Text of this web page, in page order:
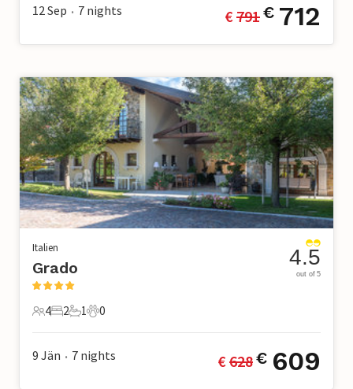
12 Sep • 7 nights € 791€ 712
Italien
Grado
4 Gäste
4
2 Schlafzimmer
2
1 Badezimmer
1
0 Haustiere
0
4.5
out of 5
9 Jän • 7 nights € 628€ 609